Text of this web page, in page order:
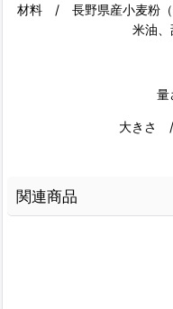
材料 / 長野県産小麦粉（
米油
大きさ
関連商品